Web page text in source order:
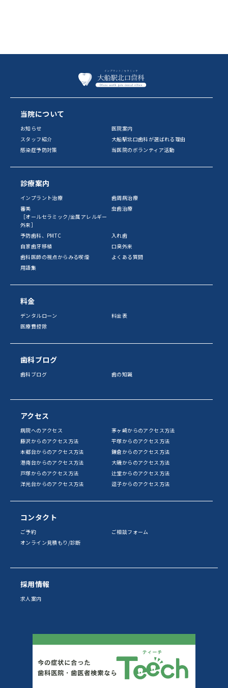
当院について
お知らせ
医院案内
スタッフ紹介
大船駅北口歯科が選ばれる理由
感染症予防対策
当医院のボランティア活動
診療案内
インプラント治療
歯周病治療
審美
［オールセラミック/金属アレルギー
外来］
虫歯治療
予防歯科、PMTC
入れ歯
自家歯牙移植
口臭外来
歯科医師の視点からみる喫煙
よくある質問
用語集
料金
デンタルローン
料金表
医療費控除
歯科ブログ
歯科ブログ 歯の知識
アクセス
病院へのアクセス
茅ヶ崎からのアクセス方法
藤沢からのアクセス方法
平塚からのアクセス方法
本郷台からのアクセス方法
鎌倉からのアクセス方法
港南台からのアクセス方法
大磯からのアクセス方法
戸塚からのアクセス方法
辻堂からのアクセス方法
洋光台からのアクセス方法
逗子からのアクセス方法
コンタクト
ご予約
ご相談フォーム
オンライン見積もり/診断
採用情報
求人案内